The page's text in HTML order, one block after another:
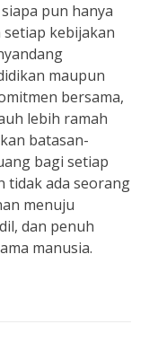
pun hanya
kebijakan
maupun
bersama,
lebih ramah
batasan-
bagi setiap
tidak ada seorang
menuju
dan penuh
manusia.